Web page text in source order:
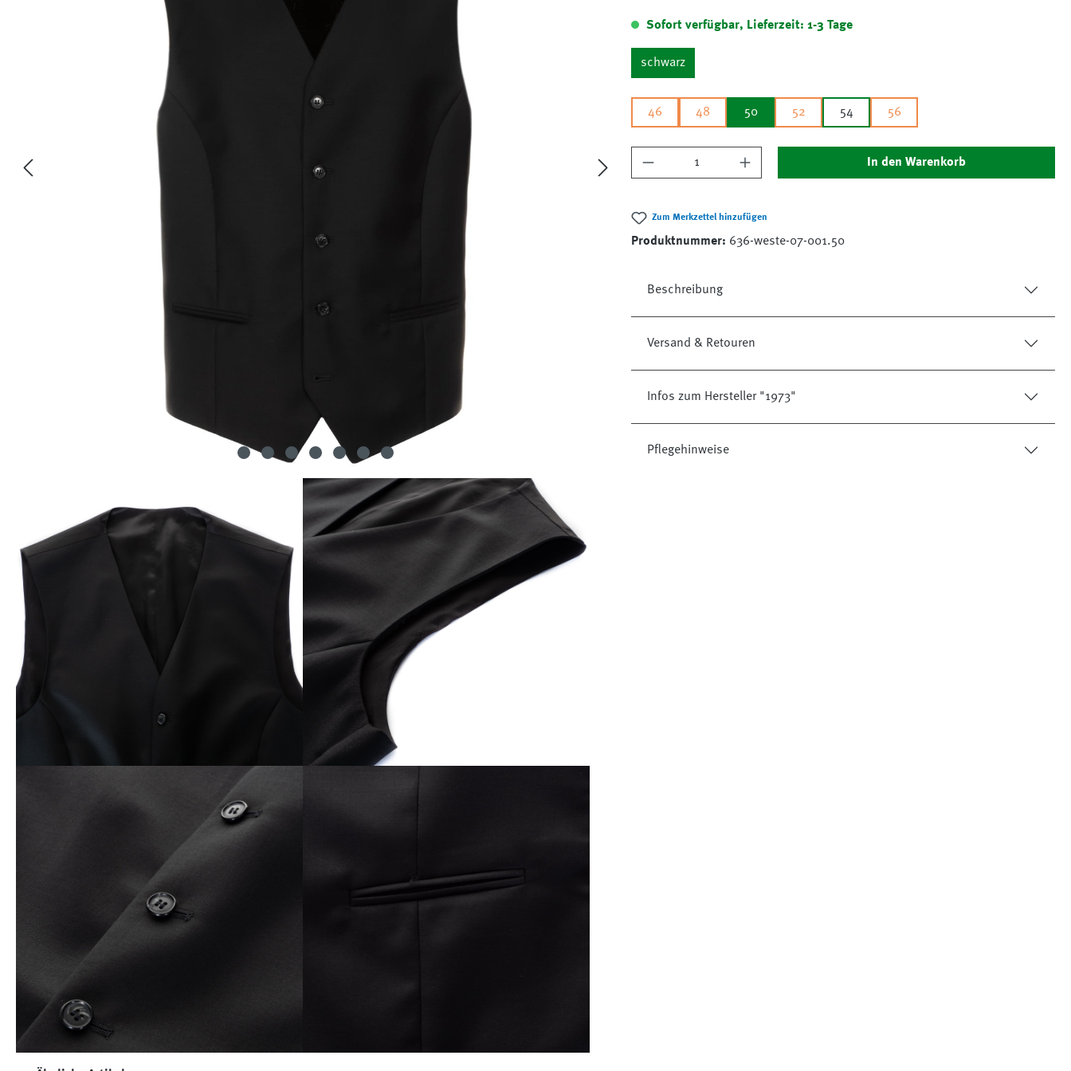
Sofort verfügbar, Lieferzeit: 1-3 Tage
schwarz
46 48 50 52 54 56
Produkt Anzahl: Gib den gewünschten Wert ein
In den Warenkorb
Zum Merkzettel hinzufügen
Produktnummer: 636-weste-07-001.50
Beschreibung
Versand & Retouren
Infos zum Hersteller "1973"
Pflegehinweise